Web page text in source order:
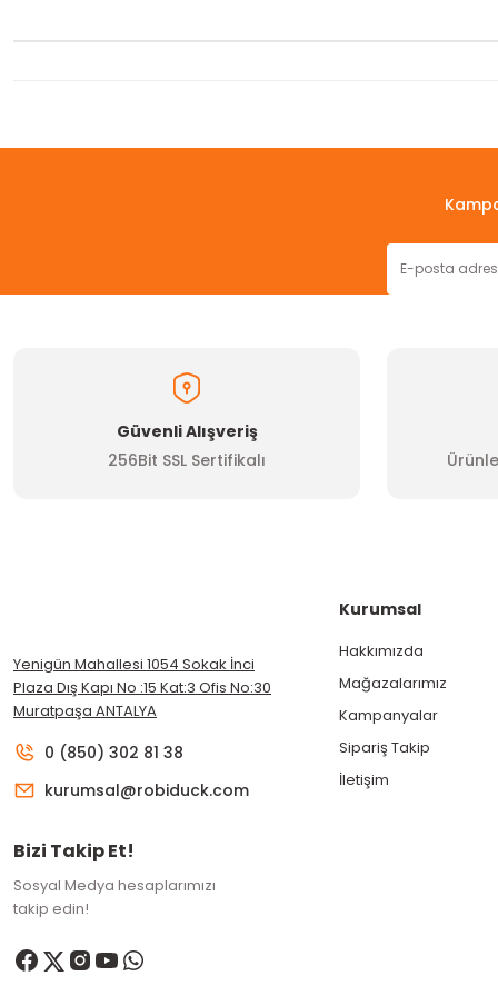
Görüş ve önerileriniz için teşekkür ederiz.
Güvenli Alışveriş
256Bit SSL Sertifikalı
Yenigün Mahallesi 1054 Sokak İnci
Plaza Dış Kapı No :15 Kat:3 Ofis No:30
Muratpaşa ANTALYA
0 (850) 302 81 38
kurumsal@robiduck.com
Bizi Takip Et!
Sosyal Medya hesaplarımızı
takip edin!
Kurumsal
Hakkımızda
Mağazalarımız
Kampanyalar
Sipariş Takip
İletişim